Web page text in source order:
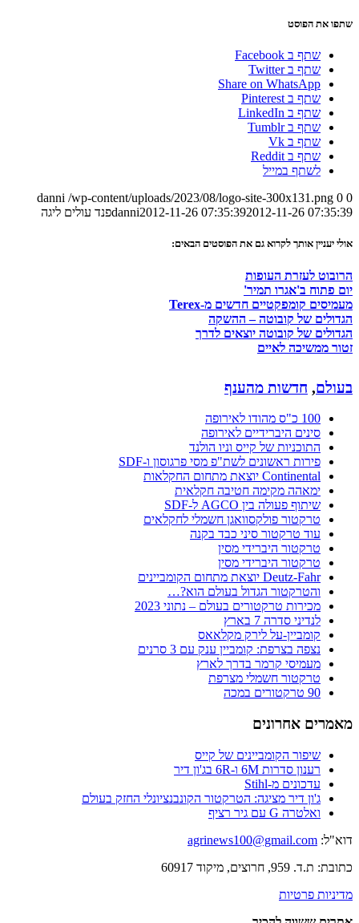
שתפו את הפוסט
שתף ב Facebook
שתף ב Twitter
Share on WhatsApp
שתף ב Pinterest
שתף ב LinkedIn
שתף ב Tumblr
שתף ב Vk
שתף ב Reddit
לשתף במייל
0
0
danni /wp-content/uploads/2023/08/logo-site-300x131.png
danni2012-11-26 07:35:392012-11-26 07:35:39 פנד עולים ליגה
אולי יעניין אותך לקרוא גם את הפוסטים הבאים:
הרובוט לעזרת העופות
יום פתוח ב'אגרו תמיר'
מעמיסים קומפקטיים חדשים מ-Terex
הגדולים של קובוטה – ההשקה
הגדולים של קובוטה יוצאים לדרך
זטור ממשיכה לאיים
בעולם, חדשות מהענף
100 כ"ס מהודו לאירופה
סינים היברידיים לאירופה
התוכניות של קייס וניו הולנד
פירות ראשונים לשת"פ מסי פרגוסון ו-SDF
Continental יוצאת מתחום החקלאות
ימאהה מקימה חטיבה חקלאית
שיתוף פעולה בין AGCO ל-SDF
טרקטור פולקסוואגן חשמלי לחקלאים
עוד טרקטור סיני כבד בקנה
טרקטור היברידי מסין
טרקטור היברידי מסין
Deutz-Fahr יוצאת מתחום הקומביינים
והטרקטור הגדול בעולם הוא?…
מכירות טרקטורים בעולם – נתוני 2023
לנדיני סדרה 7 בארץ
קומביין-על לירק מקלאאס
נצפה בצרפת: קומביין ענק עם 3 סרנים
מעמיסי קרמר בדרך לארץ
טרקטור חשמלי מצרפת
90 טרקטורים במכה
מאמרים אחרונים
שיפור הקומביינים של קייס
רענון סדרות 6M ו-6R בג'ון דיר
עדכונים מ-Stihl
ג'ון דיר מציגה: הטרקטור הקונבנציונלי החזק בעולם
ואלטרה G עם גיר רציף
דוא"ל: agrinews100@gmail.com
כתובת: ת.ד. 959, חרוצים, מיקוד 60917
מדיניות פרטיות